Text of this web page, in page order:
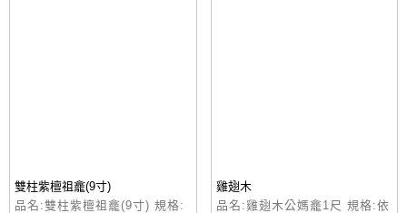
雙柱紫檀祖龕(9寸)
品名:雙柱紫檀祖龕(9寸) 規格:
雞翅木
品名:雞翅木公媽龕1尺 規格:依